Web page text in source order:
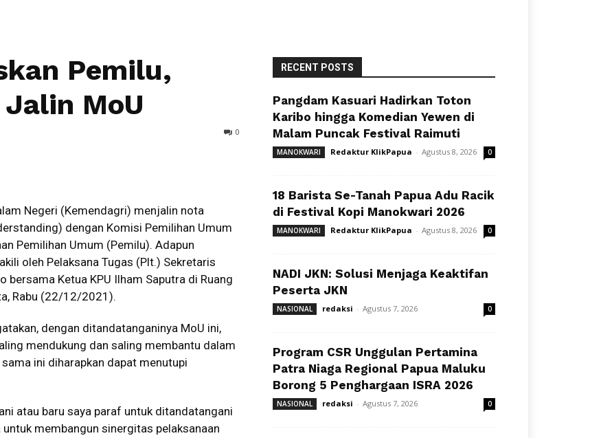
Pemilu,
MoU
0
Negeri (Kemendagri) menjalin nota
dengan Komisi Pemilihan Umum
Pemilihan Umum (Pemilu). Adapun
oleh Pelaksana Tugas (Plt.) Sekretaris
Ketua KPU Ilham Saputra di Ruang
Rabu (22/12/2021).
dengan ditandatanganinya MoU ini,
mendukung dan saling membantu dalam
ini diharapkan dapat menutupi
atau baru saya paraf untuk ditandatangani
membangun sinergitas pelaksanaan
RECENT POSTS
Pangdam Kasuari Hadirkan Toton
Karibo hingga Komedian Yewen di
Malam Puncak Festival Raimuti
MANOKWARI Redaktur KlikPapua - Agustus 8, 2026 0
18 Barista Se-Tanah Papua Adu Racik
di Festival Kopi Manokwari 2026
MANOKWARI Redaktur KlikPapua - Agustus 8, 2026 0
NADI JKN: Solusi Menjaga Keaktifan
Peserta JKN
NASIONAL redaksi - Agustus 7, 2026 0
Program CSR Unggulan Pertamina
Patra Niaga Regional Papua Maluku
Borong 5 Penghargaan ISRA 2026
NASIONAL redaksi - Agustus 7, 2026 0